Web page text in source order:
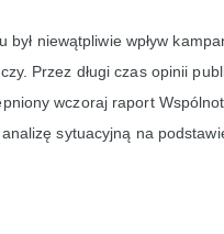
był niewątpliwie wpływ
Przez długi czas opinii
wczoraj raport
sytuacyjną na